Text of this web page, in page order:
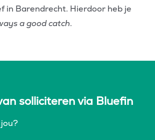
in Barendrecht. Hierdoor heb je
a good catch.
solliciteren via Bluefin